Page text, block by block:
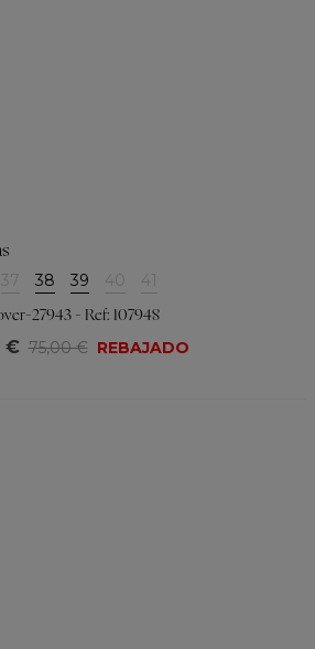
37 38 39 40 41
27943 - Ref: 107948
€ 75,00 € REBAJADO